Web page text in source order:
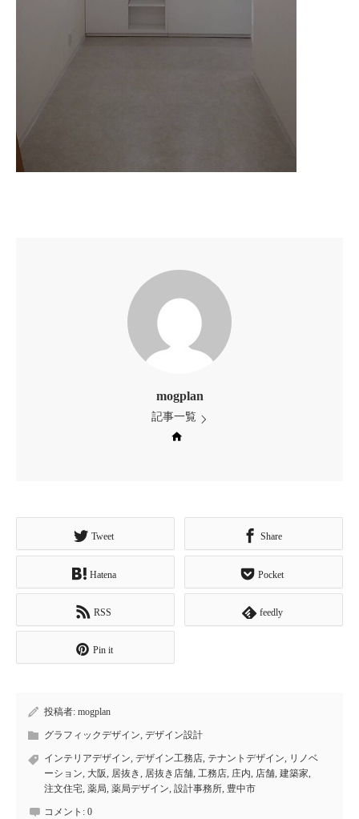
mogplan
記事一覧
Tweet Share
Hatena Pocket
RSS feedly
Pin it
投稿者: mogplan
グラフィックデザイン, デザイン設計
インテリアデザイン, デザイン工務店, テナントデザイン, リノベ
ーション, 大阪, 居抜き, 居抜き店舗, 工務店, 庄内, 店舗, 建築家,
注文住宅, 薬局, 薬局デザイン, 設計事務所, 豊中市
コメント: 0